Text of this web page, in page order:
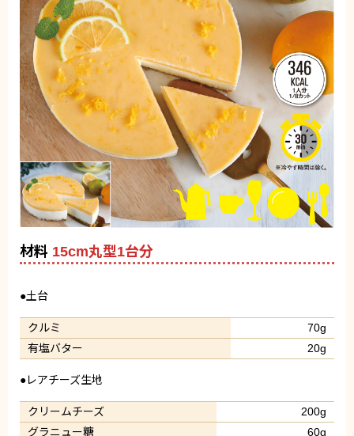
材料 15cm丸型1台分
●土台
クルミ
70g
有塩バター
20g
●レアチーズ生地
クリームチーズ
200g
グラニュー糖
60g